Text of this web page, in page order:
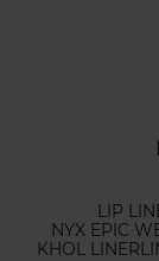
LIP
NYX EPIC
KHOL LINER